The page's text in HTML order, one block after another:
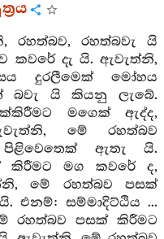
රහත්බව, රහත්බවැ යි
කවරේ දැ යි. ඇවැත්නි,
දුරලීමෙක් මෝහය
බවැ යි කියනු ලැබේ.
මගෙක් ඇද්ද,
මේ රහත්බව
ඇතැ යි.
කිරීමට මග කවරේ ද,
මේ රහත්බව පසක්
එනම්: සම්මාදිට්ඨිය ...
රහත්බව පසක් කිරීමට